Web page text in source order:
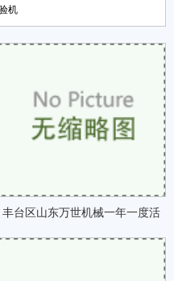
机
丰台区山东万世机械一年一度活